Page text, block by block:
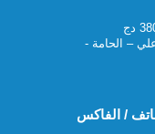
بوعلي – الحامة -
/ الفاكس